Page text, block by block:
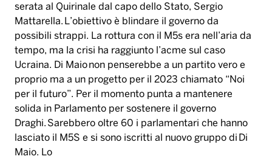
serata al Quirinale dal capo dello Stato, Sergio
Mattarella. L’obiettivo è blindare il governo da
possibili strappi. La rottura con il M5s era nell’aria da
tempo, ma la crisi ha raggiunto l’acme sul caso
Ucraina. Di Maio non penserebbe a un partito vero e
proprio ma a un progetto per il 2023 chiamato “Noi
per il futuro”. Per il momento punta a mantenere
solida in Parlamento per sostenere il governo
Draghi. Sarebbero oltre 60 i parlamentari che hanno
lasciato il M5S e si sono iscritti al nuovo gruppo di Di
Maio. Lo